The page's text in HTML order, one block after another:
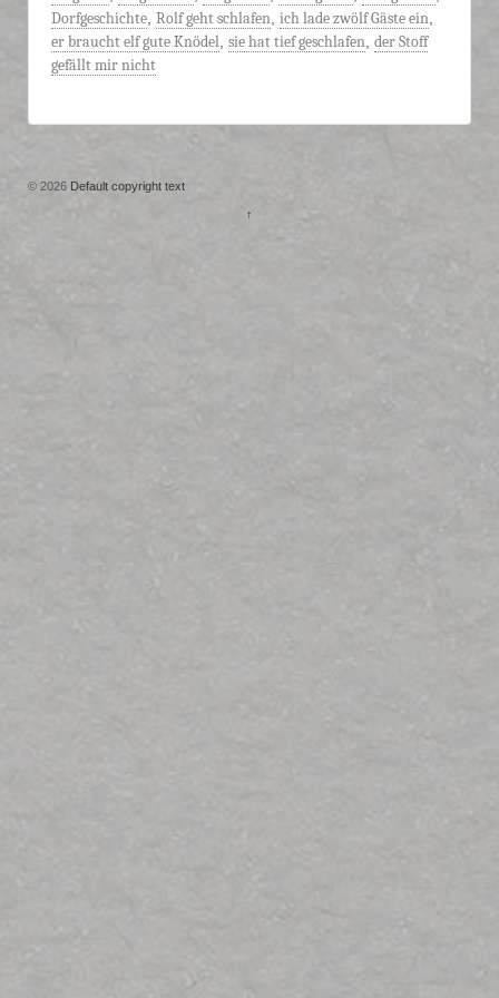
Dorfgeschichte Rolf geht schlafen ich lade zwölf Gäste ein
er braucht elf gute Knödel sie hat tief geschlafen der Stoff
gefällt mir nicht
© 2026 Default copyright text
↑